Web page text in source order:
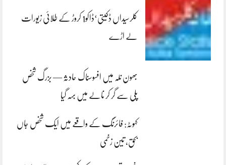
کلرسیداں ڈکیتی‘ڈاکو1 کروڑ کے طلائی زیورات
لے اڑے
بھون نلہ میں افسوسناک حادثہ — بزرگ شخص
پلی سے گر کر نالے میں بہہ گیا
کہوٹہ: فائرنگ کے واقعے میں ایک شخص جاں
بحق، تین زخمی